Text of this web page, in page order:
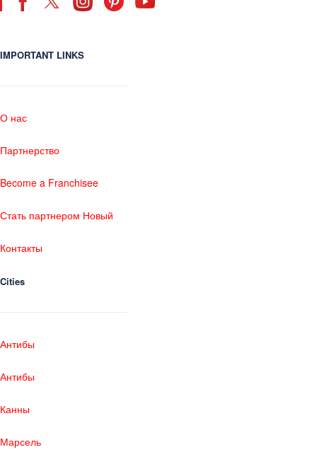
IMPORTANT LINKS
О нас
Партнерство
Become a Franchisee
Стать партнером Новый
Контакты
Cities
Антибы
Антибы
Канны
Марсель